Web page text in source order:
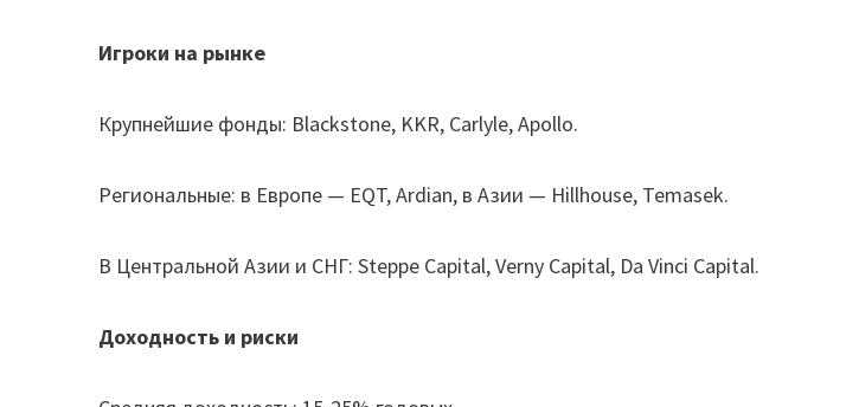
Игроки на рынке
Крупнейшие фонды: Blackstone, KKR, Carlyle, Apollo.
Региональные: в Европе — EQT, Ardian, в Азии — Hillhouse, Temasek.
В Центральной Азии и СНГ: Steppe Capital, Verny Capital, Da Vinci Capital.
Доходность и риски